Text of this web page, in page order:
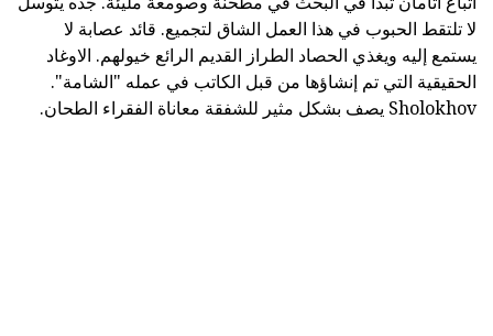
لا تلتقط الحبوب في هذا العمل الشاق لتجميع. قائد عصابة لا
يستمع إليه ويغذي الحصاد الطراز القديم الرائع خيولهم. الاوغاد
الحقيقية التي تم إنشاؤها من قبل الكاتب في عمله "الشامة".
Sholokhov يصف بشكل مثير للشفقة معاناة الفقراء الطحان.